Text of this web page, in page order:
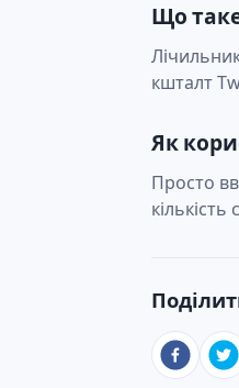
Що
кшталт
Як
Просто
кількість